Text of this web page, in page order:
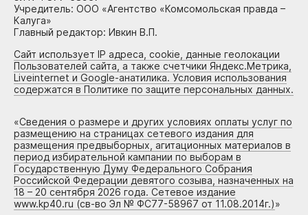
Учредитель: ООО «Агентство «Комсомольская правда –
Калуга»
Главный редактор: Ивкин В.П.
Сайт использует IP адреса, cookie, данные геолокации
Пользователей сайта, а также счетчики Яндекс.Метрика,
Liveinternet и Google-анатилика. Условия использования
содержатся в Политике по защите персональных данных.
«Сведения о размере и других условиях оплаты услуг по
размещению на страницах сетевого издания для
размещения предвыборных, агитационных материалов в
период избирательной кампании по выборам в
Государственную Думу Федерального Собрания
Российской Федерации девятого созыва, назначенных на
18 – 20 сентября 2026 года. Сетевое издание
www.kp40.ru (св-во Эл № ФС77-58967 от 11.08.2014г.)»